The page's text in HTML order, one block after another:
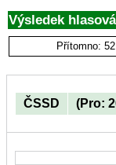
Výsledek
Přítomno: 52
ČSSD (Pro: